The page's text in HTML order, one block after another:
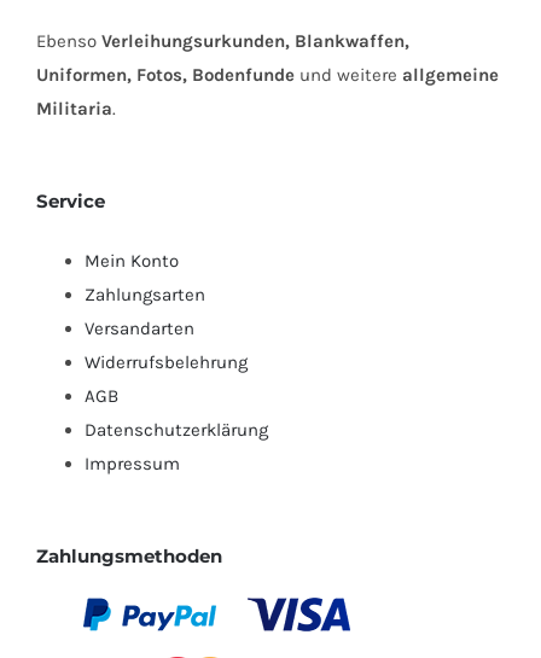
Ebenso Verleihungsurkunden, Blankwaffen,
Uniformen, Fotos, Bodenfunde und weitere allgemeine
Militaria.
Service
Mein Konto
Zahlungsarten
Versandarten
Widerrufsbelehrung
AGB
Datenschutzerklärung
Impressum
Zahlungsmethoden